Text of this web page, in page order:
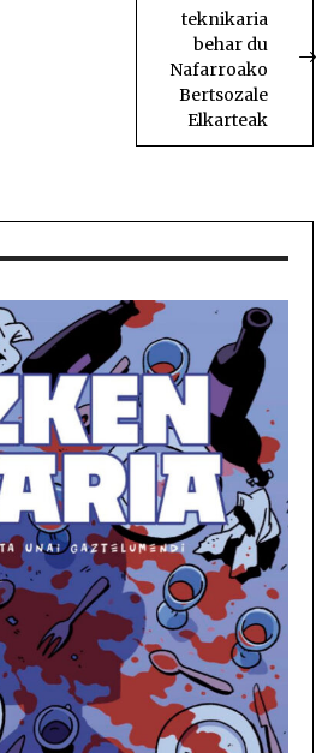
teknikaria
behar du
Nafarroako
Bertsozale
Elkarteak